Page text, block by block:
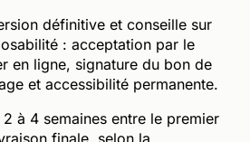
définitive et conseille sur
: acceptation par le
en ligne, signature du bon de
et accessibilité permanente.
2 à 4 semaines entre le premier
finale, selon la